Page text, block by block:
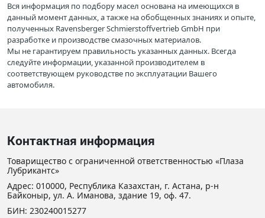
Вся информация по подбору масел основана на имеющихся в
данный момент данных, а также на обобщенных знаниях и опыте,
полученных Ravensberger Schmierstoffvertrieb GmbH при
разработке и производстве смазочных материалов.
Мы не гарантируем правильность указанных данных. Всегда
следуйте информации, указанной производителем в
соответствующем руководстве по эксплуатации Вашего
автомобиля.
Контактная информация
Товарищество с ограниченной ответственностью «Плаза
Лубрикантс»
Адрес: 010000, Республика Казахстан, г. Астана, р-н
Байконыр, ул. А. Иманова, здание 19, оф. 47.
БИН: 230240015277